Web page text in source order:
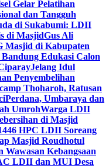
Gelar Pelatihan
dan Tangguh
di Sukabumi: LDII
di MasjidGus Ali
Masjid di Kabupaten
Edukasi Calon
Jelang Idul
Penyembelihan
Thoharoh, Ratusan
Perdana, Umbaraya dan
UmrohWarga LDII
di Masjid
HPC LDII Soreang
Masjid Roudhotul
Kebangsaan
LDII dan MUI Desa